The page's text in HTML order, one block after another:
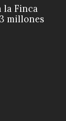
la Finca
millones